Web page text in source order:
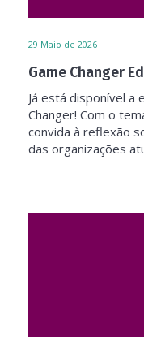
29 Maio de 2026
Game Changer
Já está disponível a
Changer! Com o
convida à reflexão
das organizações